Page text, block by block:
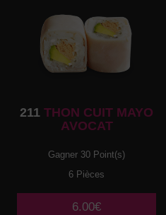
211 THON CUIT MAYO
AVOCAT
Gagner 30 Point(s)
6 Pièces
6.00€